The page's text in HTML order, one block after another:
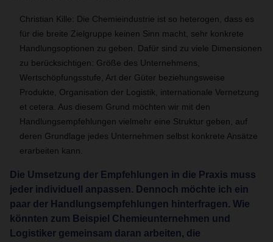
Christian Kille: Die Chemieindustrie ist so heterogen, dass es
für die breite Zielgruppe keinen Sinn macht, sehr konkrete
Handlungsoptionen zu geben. Dafür sind zu viele Dimensionen
zu berücksichtigen: Größe des Unternehmens,
Wertschöpfungsstufe, Art der Güter beziehungsweise
Produkte, Organisation der Logistik, internationale Vernetzung
et cetera. Aus diesem Grund möchten wir mit den
Handlungsempfehlungen vielmehr eine Struktur geben, auf
deren Grundlage jedes Unternehmen selbst konkrete Ansätze
erarbeiten kann.
Die Umsetzung der Empfehlungen in die Praxis muss
jeder individuell anpassen. Dennoch möchte ich ein
paar der Handlungsempfehlungen hinterfragen. Wie
könnten zum Beispiel Chemieunternehmen und
Logistiker gemeinsam daran arbeiten, die